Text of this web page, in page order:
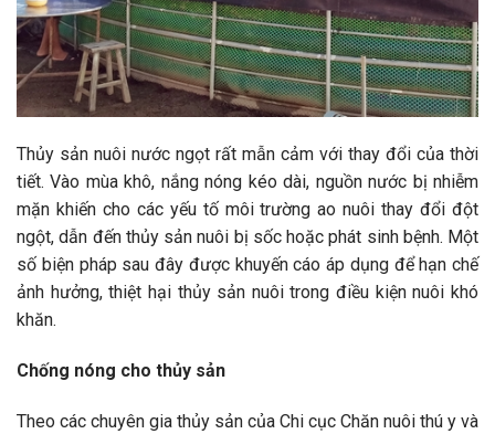
Thủy sản nuôi nước ngọt rất mẫn cảm với thay đổi của thời
tiết. Vào mùa khô, nắng nóng kéo dài, nguồn nước bị nhiễm
mặn khiến cho các yếu tố môi trường ao nuôi thay đổi đột
ngột, dẫn đến thủy sản nuôi bị sốc hoặc phát sinh bệnh. Một
số biện pháp sau đây được khuyến cáo áp dụng để hạn chế
ảnh hưởng, thiệt hại thủy sản nuôi trong điều kiện nuôi khó
khăn.
Chống nóng cho thủy sản
Theo các chuyên gia thủy sản của Chi cục Chăn nuôi thú y và